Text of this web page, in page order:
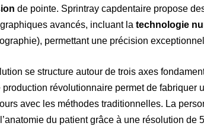
de pointe. Sprintray capdentaire propose
avancés, incluant latechnologie
permettant une précision
se structure autour de trois axes
production révolutionnaire permet de fabriquer
avec les méthodes traditionnelles. La
du patient grâce à une résolution de